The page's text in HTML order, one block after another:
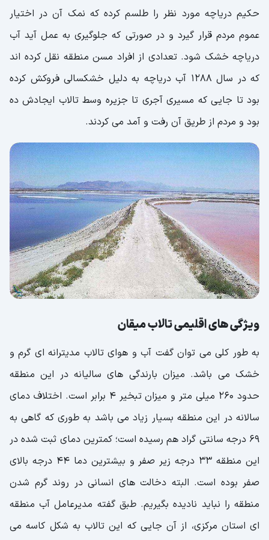
حکیم دریاچه مورد نظر را طلسم کرده که نمک آن در اختیار
عموم مردم قرار گیرد و در صورتی که جلوگیری به عمل آید آب
دریاچه خشک شود. تعدادی از افراد مسن منطقه نقل کرده اند
که در سال 1288 آب دریاچه به دلیل خشکسالی فروکش کرده
بود تا جایی که مسیری آجری تا جزیره وسط تالاب ایجادش ده
بود و مردم از طریق آن رفت و آمد می کردند.
ویژگی های اقلیمی تالاب میقان
به طور کلی می توان گفت آب و هوای تالاب مدیترانه ای گرم و
خشک می باشد. میزان بارندگی های سالیانه در این منطقه
حدود 260 میلی متر و میزان تبخیر 4 برابر است. اختلاف دمای
سالانه در این منطقه بسیار زیاد می باشد به طوری که گاهی به
69 درجه سانتی گراد هم رسیده است؛ کمترین دمای ثبت شده در
این منطقه 33 درجه زیر صفر و بیشترین دما 44 درجه بالای
صفر بوده است. البته دخالت های انسانی در روند گرم شدن
منطقه را نباید نادیده بگیریم. طبق گفته مدیرعامل آب منطقه
ای استان مرکزی، از آن جایی که این تالاب به شکل کاسه می